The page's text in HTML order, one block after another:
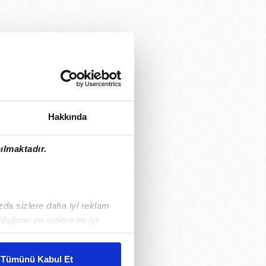
Hakkında
sizlere daha iyi reklam
ve sizlere en iyi
karşılamak
Tümünü Kabul Et